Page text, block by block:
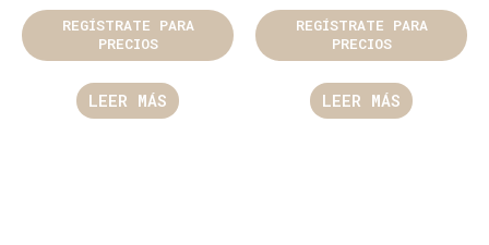
REGÍSTRATE PARA
PRECIOS
LEER MÁS
REGÍSTRATE PARA
PRECIOS
LEER MÁS